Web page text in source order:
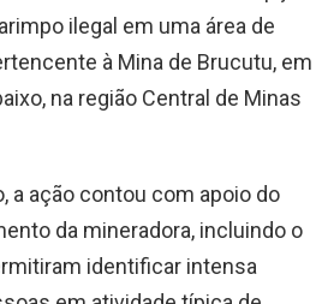
ilegal em uma área de
à Mina de Brucutu, em
na região Central de Minas
a ação contou com apoio do
da mineradora, incluindo o
identificar intensa